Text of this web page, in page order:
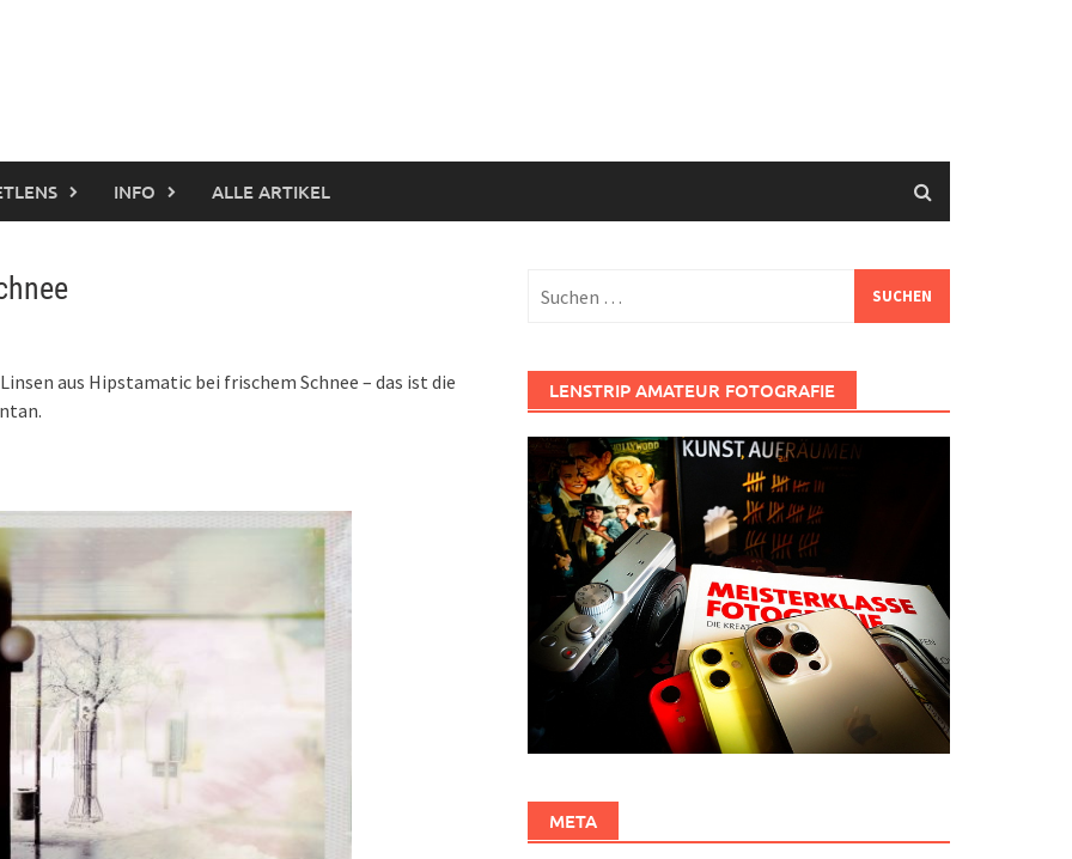
INFO ALLE ARTIKEL
aus Hipstamatic bei frischem Schnee – das ist die
nach:
LENSTRIP AMATEUR FOTOGRAFIE
META